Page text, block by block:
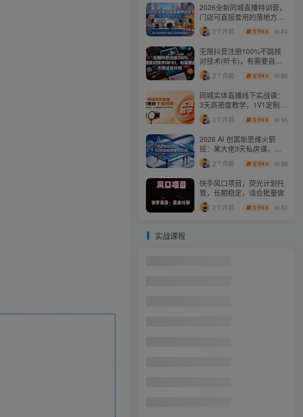
2026全新同城直播特训营，
门店可直接套用的落地方
法，助力实体商家打通线上
同城流量渠道
2个月前 宝币9.9 84
无限抖音注册100%不跳核
对技术(听卡)，有需要自
测，不保证百分百
2个月前 宝币9.9 86
同城实体直播线下实战课：
3天高密度教学，1V1定制货
盘话术快速实现同城爆店
2个月前 宝币9.9 96
2026 AI 创富新思维火箭
班：某大佬3天私房课，一
人公司实体获客商机洞察
2个月前 宝币9.9 88
快手风口项目，荧光计划托
管，长期稳定，适合批量做
2个月前 宝币9.9 80
实战课程